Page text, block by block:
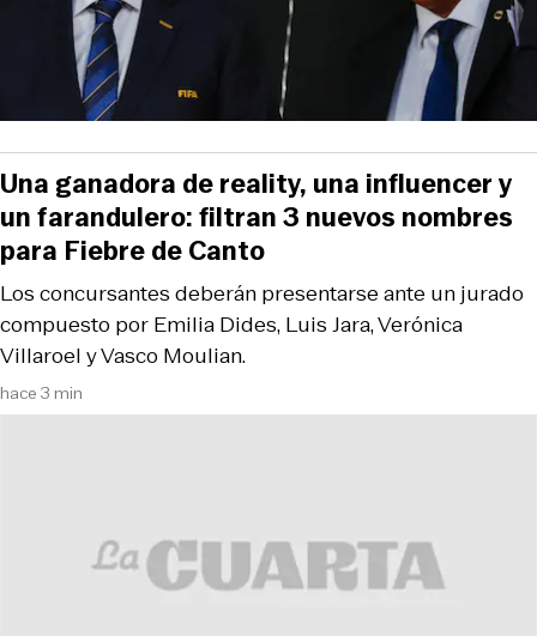
hace 3 min
Los concursantes deberán presentarse ante un jurado
compuesto por Emilia Dides, Luis Jara, Verónica
Villaroel y Vasco Moulian.
Una ganadora de reality, una influencer y
un farandulero: filtran 3 nuevos nombres
para Fiebre de Canto